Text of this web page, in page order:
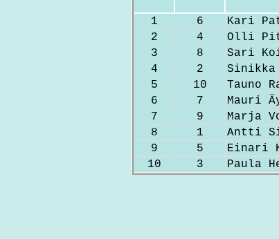
1 6 Kari
2
4 Olli
3
8 Sari
4
2 Sinikka
5
10 Tauno
6
7 Mauri
7
9 Marja
8
1 Antti
9
5 Einari
10
3 Paula